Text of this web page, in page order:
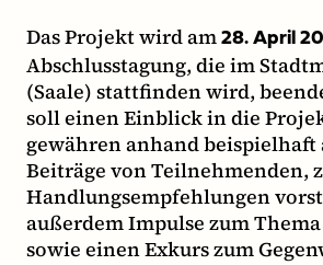
Das Projekt wird am 28. April
Abschlusstagung, die im
(Saale) stattfinden wird,
soll einen Einblick in die
gewähren anhand beispielhaft
Beiträge von Teilnehmenden,
Handlungsempfehlungen
außerdem Impulse zum
sowie einen Exkurs zum